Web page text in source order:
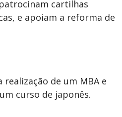
cartilhas
e apoiam a reforma de
realização de um MBA e
curso de japonês.